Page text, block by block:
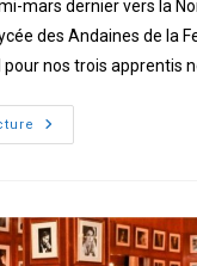
mars dernier vers la
des Andaines de la
nos trois apprentis
apprentis
en